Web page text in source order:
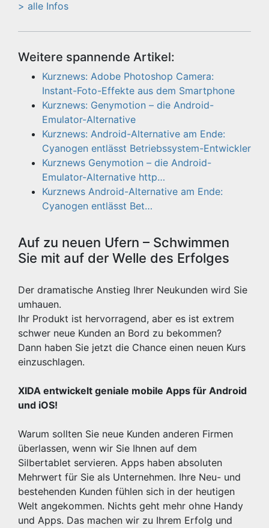
> alle Infos
Weitere spannende Artikel:
Kurznews: Adobe Photoshop Camera:
Instant-Foto-Effekte aus dem Smartphone
Kurznews: Genymotion – die Android-
Emulator-Alternative
Kurznews: Android-Alternative am Ende:
Cyanogen entlässt Betriebssystem-Entwickler
Kurznews Genymotion – die Android-
Emulator-Alternative http…
Kurznews Android-Alternative am Ende:
Cyanogen entlässt Bet…
Auf zu neuen Ufern – Schwimmen
Sie mit auf der Welle des Erfolges
Der dramatische Anstieg Ihrer Neukunden wird Sie
umhauen.
Ihr Produkt ist hervorragend, aber es ist extrem
schwer neue Kunden an Bord zu bekommen?
Dann haben Sie jetzt die Chance einen neuen Kurs
einzuschlagen.
XIDA entwickelt geniale mobile Apps für Android
und iOS!
Warum sollten Sie neue Kunden anderen Firmen
überlassen, wenn wir Sie Ihnen auf dem
Silbertablet servieren. Apps haben absoluten
Mehrwert für Sie als Unternehmen. Ihre Neu- und
bestehenden Kunden fühlen sich in der heutigen
Welt angekommen. Nichts geht mehr ohne Handy
und Apps. Das machen wir zu Ihrem Erfolg und